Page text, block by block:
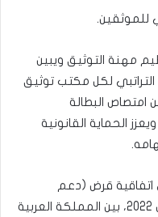
للموثقين.
مهنة التوثيق ويبين
لكل مكتب توثيق
امتصاص البطالة
الحماية القانونية
قرض (دعم
الميزانية العامة) الموقعة في 17 ابريل 2022، بين المملكة العربية